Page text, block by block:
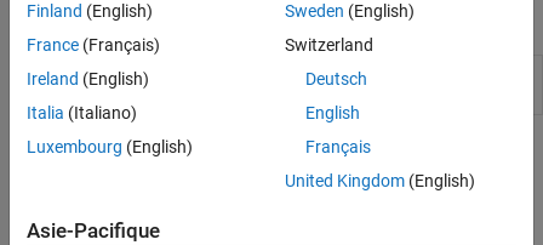
Model Settings
Model Settings to Deploy Code for eNPU Module of Qualcomm
Hexagon Processor
Featured Examples
Deploy Smart Speaker Model on Qualcomm Hexagon
eNPU Using LPAI SDK Add-on
Finland (English)
France (Français)
Ireland (English)
Italia (Italiano)
Luxembourg (English)
Sweden (English)
Switzerland
Deutsch
English
Français
United Kingdom(English)
Asie-Pacifique